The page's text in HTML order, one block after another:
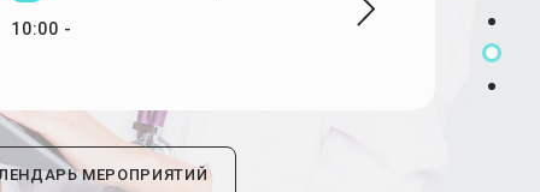
10:00 -
МЕРОПРИЯТИЙ